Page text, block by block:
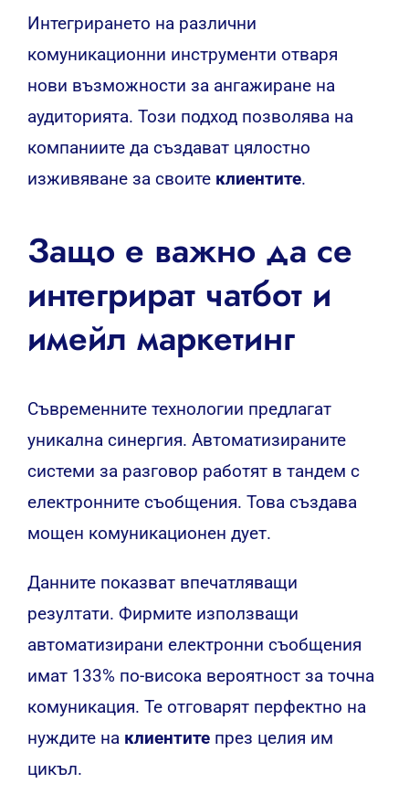
Интегрирането на различни
комуникационни инструменти отваря
нови възможности за ангажиране на
аудиторията. Този подход позволява на
компаниите да създават цялостно
изживяване за своите клиентите.
Защо е важно да се
интегрират чатбот и
имейл маркетинг
Съвременните технологии предлагат
уникална синергия. Автоматизираните
системи за разговор работят в тандем с
електронните съобщения. Това създава
мощен комуникационен дует.
Данните показват впечатляващи
резултати. Фирмите използващи
автоматизирани електронни съобщения
имат 133% по-висока вероятност за точна
комуникация. Те отговарят перфектно на
нуждите на клиентите през целия им
цикъл.